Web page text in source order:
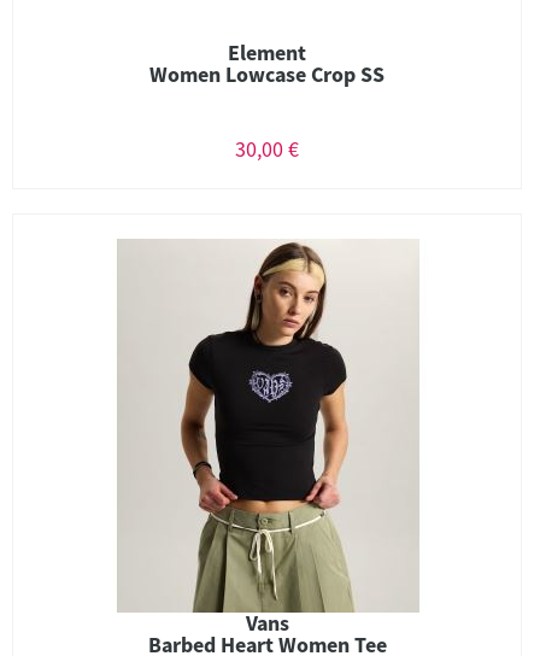
Element
Women Lowcase Crop SS
30,00 €
Vans
Barbed Heart Women Tee